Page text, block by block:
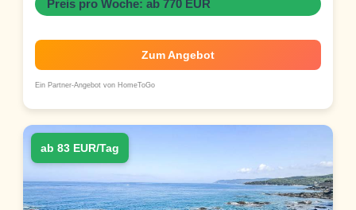
Preis pro Woche: ab 770 EUR
Zum Angebot
Ein Partner-Angebot von HomeToGo
ab 83 EUR/Tag